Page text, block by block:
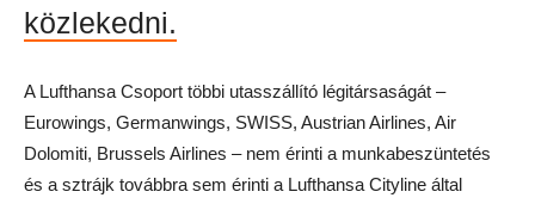
közlekedni.
A Lufthansa Csoport többi utasszállító légitársaságát –
Eurowings, Germanwings, SWISS, Austrian Airlines, Air
Dolomiti, Brussels Airlines – nem érinti a munkabeszüntetés
és a sztrájk továbbra sem érinti a Lufthansa Cityline által